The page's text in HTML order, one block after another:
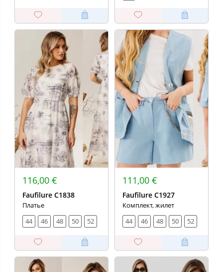
116,00 €
Faufilure C1838
Платье
44
46 48 50 52
111,00 €
Faufilure С1927
Комплект, жилет
44
46 48 50 52